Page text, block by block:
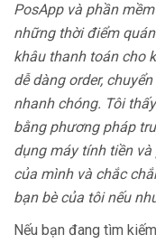
PosApp và phần
những thời điểm
khâu thanh toán cho
dễ dàng order,
nhanh chóng. Tôi
bằng phương pháp
dụng máy tính tiền
của mình và chắc
bạn bè của tôi nếu
Nếu bạn đang tìm